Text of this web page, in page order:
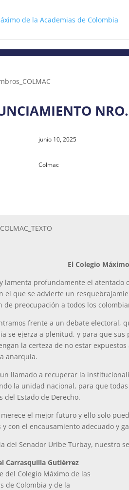
junio 10, 2025
Colmac
El Colegio
lamenta profundamente el
el que se advierte un
de preocupación a todos los
frente a un debate electoral,
se ejerza a plenitud, y para que
la certeza de no estar
anarquía.
un llamado a recuperar la
la unidad nacional, para que
del Estado de Derecho.
el mejor futuro y ello solo
y con el encausamiento adecuado y
del Senador Uribe Turbay, nuestro
Carrasquilla Gutiérrez
del Colegio Máximo de las
de Colombia y de la